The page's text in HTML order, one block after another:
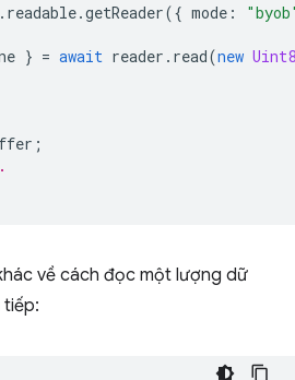
. readable.getReader({ mode :
} = await reader . read(new
;
về cách đọc một lượng dữ